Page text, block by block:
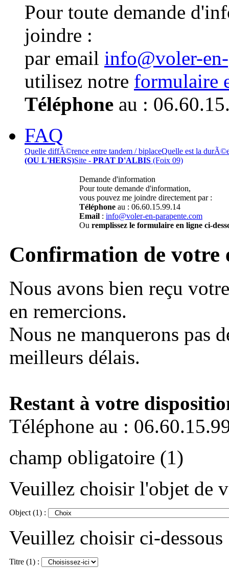
Pour toute demande
joindre :
par email info@voler-
utilisez notre formulaire
Téléphone au :
FAQ
Quelle diffÃ©rence entre tandem / biplaceQuelle est la
(OU L'HERS)Site - PRAT D'ALBIS (Foix 09)
Demande d'information
Pour toute demande d'information,
vous pouvez me joindre directement par :
Téléphone au : 06.60.15.99.14
Email : info@voler-en-parapente.com
Ou remplissez le formulaire en ligne ci-
Confirmation de votre
Nous avons bien reçu
en remercions.
Nous ne manquerons pas
meilleurs délais.
Restant à votre
Téléphone au :
champ obligatoire (1)
Veuillez choisir l'objet de
Object (1) :
Veuillez choisir ci-dessous
Titre (1) :